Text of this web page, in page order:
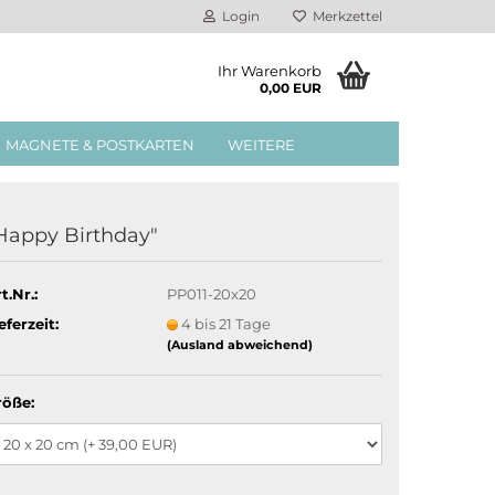
Login Merkzettel
Ihr Warenkorb
0,00 EUR
MAGNETE & POSTKARTEN WEITERE
Birthday"
PP011-20x20
4 bis 21 Tage
(Ausland abweichend)